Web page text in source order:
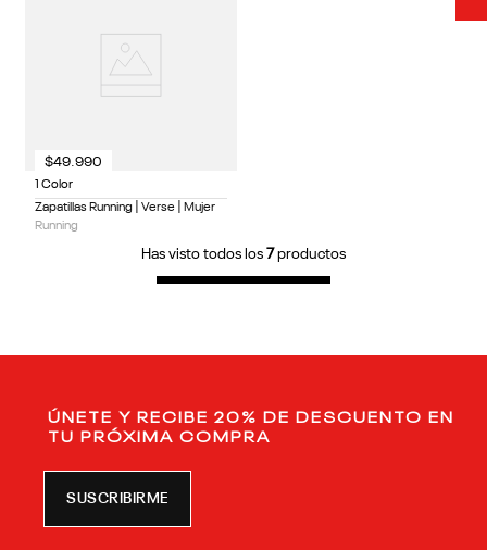
1 Color
Zapatillas Running | Verse | Mujer
Running
$49.990
Has visto todos los 7 productos
ÚNETE Y RECIBE 20% DE DESCUENTO EN
TU PRÓXIMA COMPRA
SUSCRIBIRME